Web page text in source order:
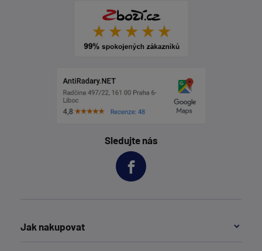
Sledujte nás
Jak nakupovat